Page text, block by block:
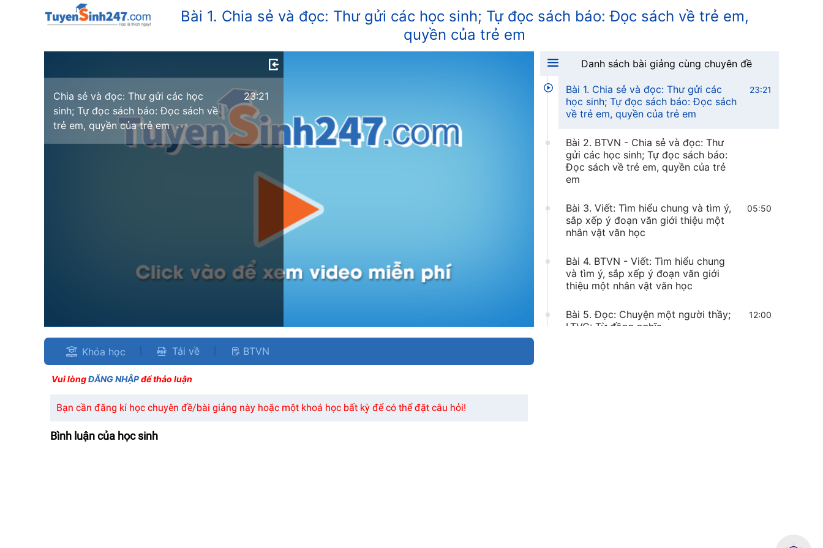
Bài 1. Chia sẻ và đọc: Thư gửi các học sinh; Tự đọc sách báo: Đọc sách về trẻ em,
quyền của trẻ em
Chia sẻ và đọc: Thư gửi các học
sinh; Tự đọc sách báo: Đọc sách về
trẻ em, quyền của trẻ em
23:21
Khóa học Tải về BTVN
Vui lòngĐĂNG NHẬPđể thảo luận
Bạn cần đăng kí học chuyên đề/bài giảng này hoặc một khoá học bất kỳ để có thể đặt câu hỏi!
Bình luận của học sinh
Danh sách bài giảng cùng chuyên đề
Bài 1. Chia sẻ và đọc: Thư gửi các
học sinh; Tự đọc sách báo: Đọc sách
về trẻ em, quyền của trẻ em
23:21
Bài 2. BTVN - Chia sẻ và đọc: Thư
gửi các học sinh; Tự đọc sách báo:
Đọc sách về trẻ em, quyền của trẻ
em
Bài 3. Viết: Tìm hiểu chung và tìm ý,
sắp xếp ý đoạn văn giới thiệu một
nhân vật văn học
05:50
Bài 4. BTVN - Viết: Tìm hiểu chung
và tìm ý, sắp xếp ý đoạn văn giới
thiệu một nhân vật văn học
Bài 5. Đọc: Chuyện một người thầy;
LTVC: Từ đồng nghĩa
12:00